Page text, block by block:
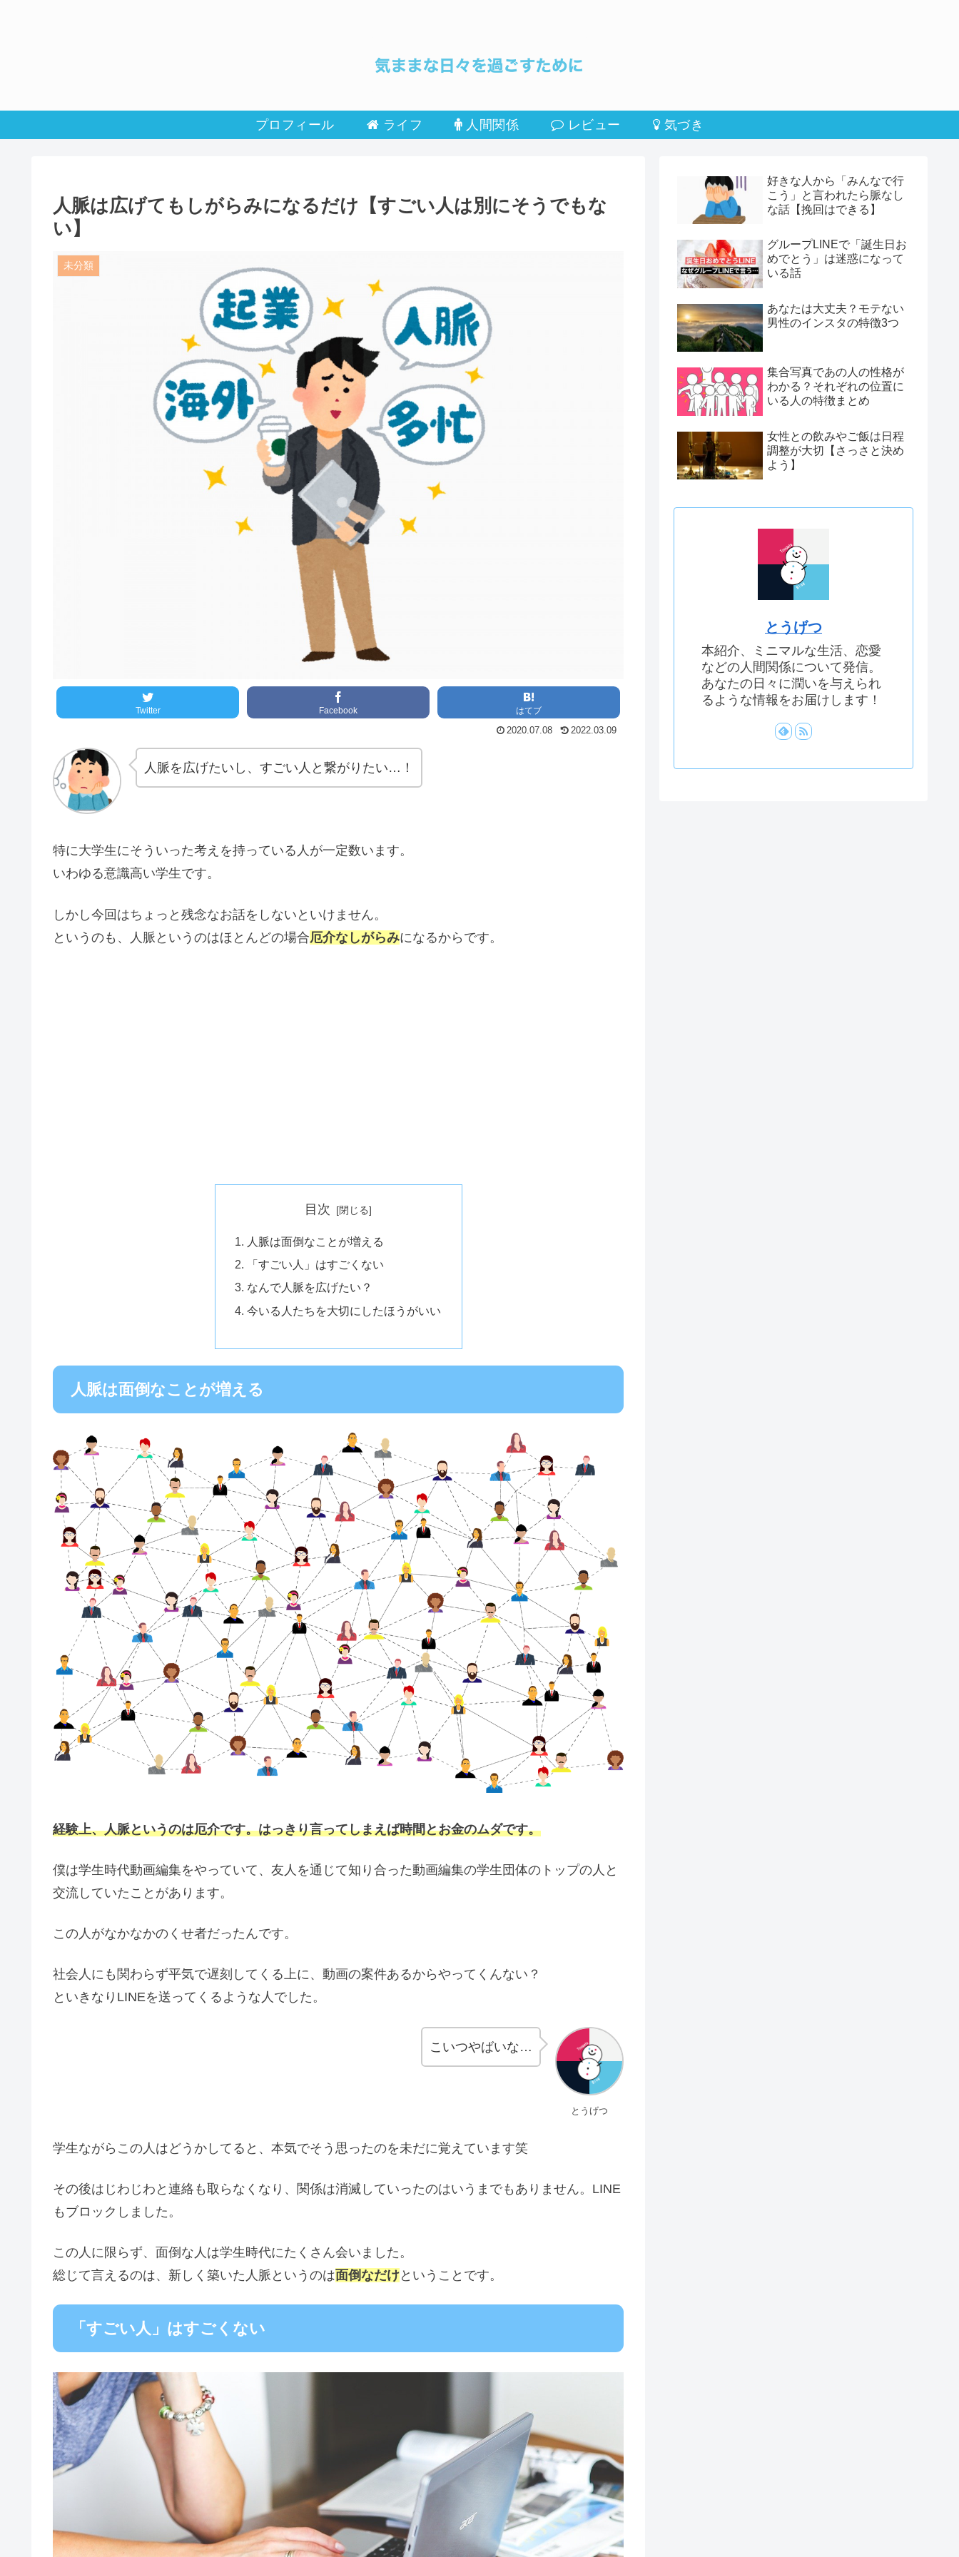
プロフィール ライフ 人間関係 レビュー 気づき
人脈は広げてもしがらみになるだけ【すごい人は別にそうでもな
い】
未分類
Twitter Facebook はてブ
2020.07.08 2022.03.09
人脈を広げたいし、すごい人と繋がりたい…！
特に大学生にそういった考えを持っている人が一定数います。
いわゆる意識高い学生です。
しかし今回はちょっと残念なお話をしないといけません。
というのも、人脈というのはほとんどの場合厄介なしがらみになるからです。
目次
人脈は面倒なことが増える
「すごい人」はすごくない
なんで人脈を広げたい？
今いる人たちを大切にしたほうがいい
人脈は面倒なことが増える
経験上、人脈というのは厄介です。はっきり言ってしまえば時間とお金のムダです。
僕は学生時代動画編集をやっていて、友人を通じて知り合った動画編集の学生団体のトップの人と
交流していたことがあります。
この人がなかなかのくせ者だったんです。
社会人にも関わらず平気で遅刻してくる上に、動画の案件あるからやってくんない？
といきなりLINEを送ってくるような人でした。
とうげつ
こいつやばいな…
学生ながらこの人はどうかしてると、本気でそう思ったのを未だに覚えています笑
その後はじわじわと連絡も取らなくなり、関係は消滅していったのはいうまでもありません。LINE
もブロックしました。
この人に限らず、面倒な人は学生時代にたくさん会いました。
総じて言えるのは、新しく築いた人脈というのは面倒なだけということです。
「すごい人」はすごくない
好きな人から「みんなで行
こう」と言われたら脈なし
な話【挽回はできる】
グループLINEで「誕生日お
めでとう」は迷惑になって
いる話
あなたは大丈夫？モテない
男性のインスタの特徴3つ
集合写真であの人の性格が
わかる？それぞれの位置に
いる人の特徴まとめ
女性との飲みやご飯は日程
調整が大切【さっさと決め
よう】
とうげつ
本紹介、ミニマルな生活、恋愛
などの人間関係について発信。
あなたの日々に潤いを与えられ
るような情報をお届けします！